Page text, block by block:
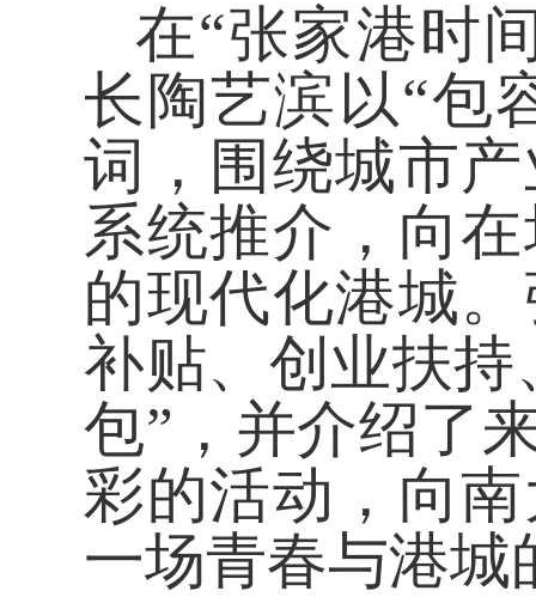
在“张家港时
长陶艺滨以“包
词，围绕城市
系统推介，向
的现代化港城
补贴、创业扶
包”，并介绍了
彩的活动，向
一场青春与港城